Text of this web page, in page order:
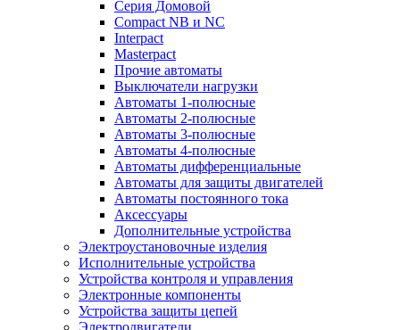
Серия Домовой
Compact NB и NC
Interpact
Masterpact
Прочие автоматы
Выключатели нагрузки
Автоматы 1-полюсные
Автоматы 2-полюсные
Автоматы 3-полюсные
Автоматы 4-полюсные
Автоматы дифференциальные
Автоматы для защиты двигателей
Автоматы постоянного тока
Аксессуары
Дополнительные устройства
Электроустановочные изделия
Исполнительные устройства
Устройства контроля и управления
Электронные компоненты
Устройства защиты цепей
Электродвигатели